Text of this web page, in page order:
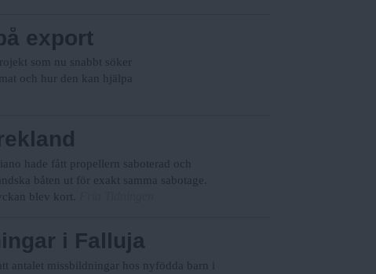
export
som nu snabbt söker
och hur den kan hjälpa
hade fått propellern saboterad och
båten ut för exakt samma sabotage.
blev kort.
i Falluja
antalet missbildningar hos nyfödda barn i